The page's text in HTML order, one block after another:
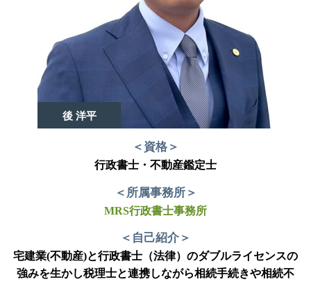
後 洋平
＜資格＞
行政書士・不動産鑑定士
＜所属事務所＞
MRS行政書士事務所
＜自己紹介＞
宅建業(不動産)と行政書士（法律）のダブルライセンスの
強みを生かし税理士と連携しながら相続手続きや相続不